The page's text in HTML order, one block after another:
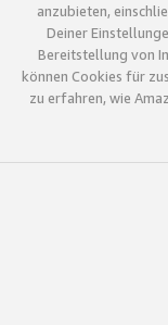
anzubieten,
Deiner
Bereitstellung von
können Cookies für
zu erfahren, wie